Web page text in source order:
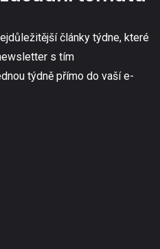
články týdne, které
s tím
týdně přímo do vaší e-